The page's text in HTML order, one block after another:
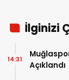
İlginizi
Açıklandı
14:31